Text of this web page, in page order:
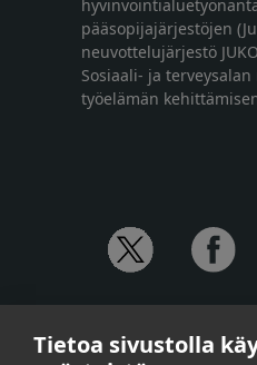
pääsopijajärjestöjen
neuvottelujärjestö
Sosiaali- ja
työelämän
Anna-Mari Jaanu,
Tietoa sivustolla